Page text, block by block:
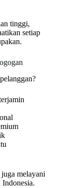
tinggi,
setiap
melayani